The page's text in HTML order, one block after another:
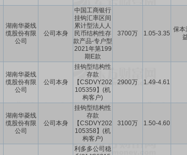
湖南华菱线
缆股份有限
公司
公司本身
中国工商银行
挂钩汇率区间
累计型法人人
民币结构性存
款产品-专户型
2021年第199
期E款
3700万 1.05-3.35
保本
湖南华菱线
缆股份有限
公司
公司本身
挂钩型结构性
存款
【CSDVY202
105359】(机
构客户)
2900万 1.49-4.61
湖南华菱线
缆股份有限
公司
公司本身
挂钩型结构性
存款
【CSDVY202
105358】(机
构客户)
3100万 1.50-4.60
利多多公司稳